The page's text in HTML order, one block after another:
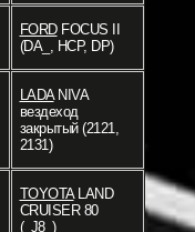
FORDFOCUS II
(DA_, HCP, DP)
LADANIVA
вездеход
закрытый (2121,
2131)
TOYOTALAND
CRUISER 80
(_J8_)